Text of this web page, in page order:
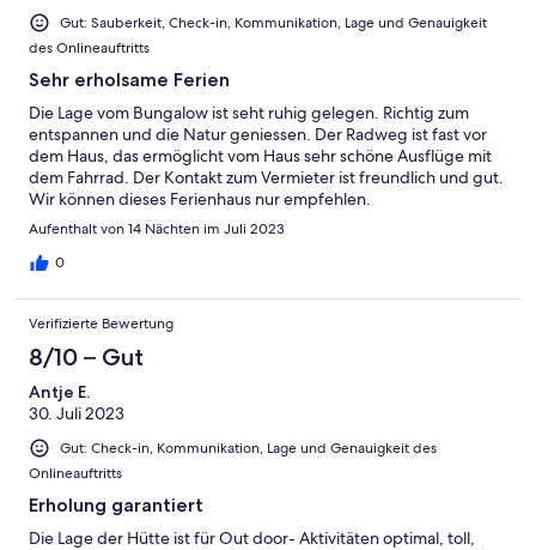
Gut: Sauberkeit, Check-in, Kommunikation, Lage und Genauigkeit
des Onlineauftritts
Sehr erholsame Ferien
Die Lage vom Bungalow ist seht ruhig gelegen. Richtig zum
entspannen und die Natur geniessen. Der Radweg ist fast vor
dem Haus, das ermöglicht vom Haus sehr schöne Ausflüge mit
dem Fahrrad. Der Kontakt zum Vermieter ist freundlich und gut.
Wir können dieses Ferienhaus nur empfehlen.
Aufenthalt von 14 Nächten im Juli 2023
0
Verifizierte Bewertung
8/10 – Gut
Antje E.
30. Juli 2023
Gut: Check-in, Kommunikation, Lage und Genauigkeit des
Onlineauftritts
Erholung garantiert
Die Lage der Hütte ist für Out door- Aktivitäten optimal, toll,